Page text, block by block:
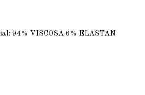
94% VISCOSA 6% ELASTAN